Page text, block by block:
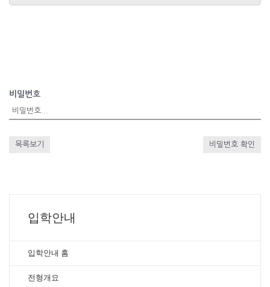
비밀번호
목록보기 비밀번호 확인
입학안내
입학안내 홈
전형개요